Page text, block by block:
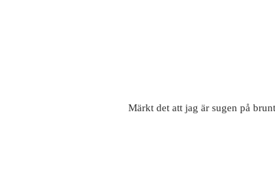
Märkt det att jag är sugen på